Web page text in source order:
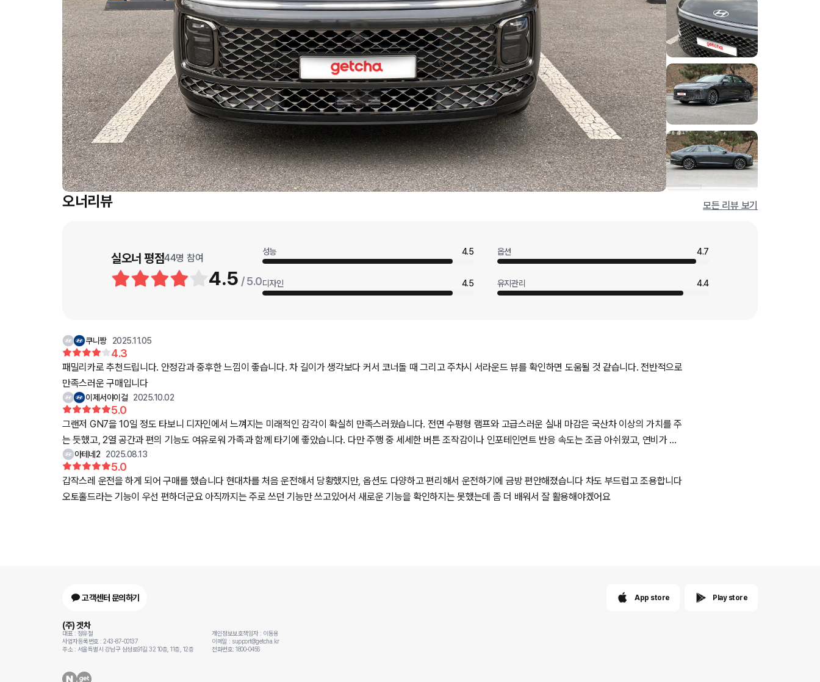
오너리뷰 모든 리뷰 보기
실오너 평점44명 참여
4.5 / 5.0
성능 4.5 옵션 4.7
디자인 4.5 유지관리 4.4
쿠니짱 2025.11.05
4.3
패밀리카로 추천드립니다. 안정감과 중후한 느낌이 좋습니다. 차 길이가 생각보다 커서 코너돌 때 그리고 주차시 서라운드 뷰를 확인하면 도움될 것 같습니다. 전반적으로
만족스러운 구매입니다
이제서야이걸 2025.10.02
5.0
그랜저 GN7을 10일 정도 타보니 디자인에서 느껴지는 미래적인 감각이 확실히 만족스러웠습니다. 전면 수평형 램프와 고급스러운 실내 마감은 국산차 이상의 가치를 주
는 듯했고, 2열 공간과 편의 기능도 여유로워 가족과 함께 타기에 좋았습니다. 다만 주행 중 세세한 버튼 조작감이나 인포테인먼트 반응 속도는 조금 아쉬웠고, 연비가 기
대보다 높게 나오지는 않았습니다. 전체적으로는 국산 준대형 세단 중 가장 존재감 있고 안락한 모델이라는 인상을 받았습니다.
아테네2 2025.08.13
5.0
갑작스레 운전을 하게 되어 구매를 했습니다 현대차를 처음 운전해서 당황했지만, 옵션도 다양하고 편리해서 운전하기에 금방 편안해졌습니다 차도 부드럽고 조용합니다
오토홀드라는 기능이 우선 편하더군요 아직까지는 주로 쓰던 기능만 쓰고있어서 새로운 기능을 확인하지는 못했는데 좀 더 배워서 잘 활용해야겠어요
고객센터 문의하기 App store Play store
(주) 겟차
대표 : 정유철
사업자등록번호 : 243-87-00137
주소 : 서울특별시 강남구 삼성로91길 32 10층, 11층, 12층
개인정보보호책임자 : 이동용
이메일 : support@getcha.kr
전화번호: 1800-0456